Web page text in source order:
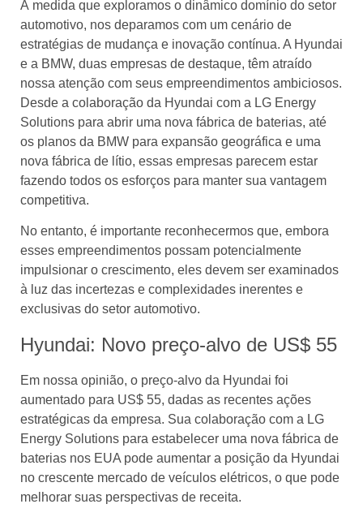
À medida que exploramos o dinâmico domínio do setor
automotivo, nos deparamos com um cenário de
estratégias de mudança e inovação contínua. A Hyundai
e a BMW, duas empresas de destaque, têm atraído
nossa atenção com seus empreendimentos ambiciosos.
Desde a colaboração da Hyundai com a LG Energy
Solutions para abrir uma nova fábrica de baterias, até
os planos da BMW para expansão geográfica e uma
nova fábrica de lítio, essas empresas parecem estar
fazendo todos os esforços para manter sua vantagem
competitiva.
No entanto, é importante reconhecermos que, embora
esses empreendimentos possam potencialmente
impulsionar o crescimento, eles devem ser examinados
à luz das incertezas e complexidades inerentes e
exclusivas do setor automotivo.
Hyundai: Novo preço-alvo de US$ 55
Em nossa opinião, o preço-alvo da Hyundai foi
aumentado para US$ 55, dadas as recentes ações
estratégicas da empresa. Sua colaboração com a LG
Energy Solutions para estabelecer uma nova fábrica de
baterias nos EUA pode aumentar a posição da Hyundai
no crescente mercado de veículos elétricos, o que pode
melhorar suas perspectivas de receita.